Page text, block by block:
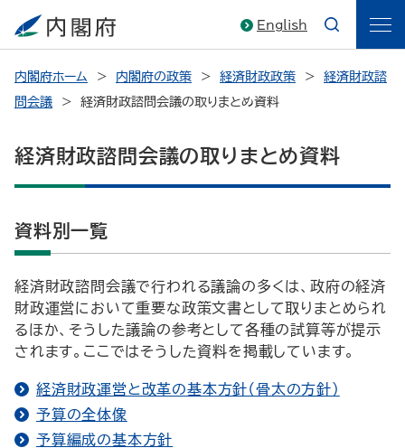
English
内閣府ホーム 内閣府の政策 経済財政政策
経済財政諮
問会議
経済財政諮問会議の取りまとめ資料
経済財政諮問会議の取りまとめ資料
資料別一覧
経済財政諮問会議で行われる議論の多くは、政府の経済
財政運営において重要な政策文書として取りまとめられ
るほか、そうした議論の参考として各種の試算等が提示
されます。ここではそうした資料を掲載しています。
経済財政運営と改革の基本方針（骨太の方針）
予算の全体像
予算編成の基本方針